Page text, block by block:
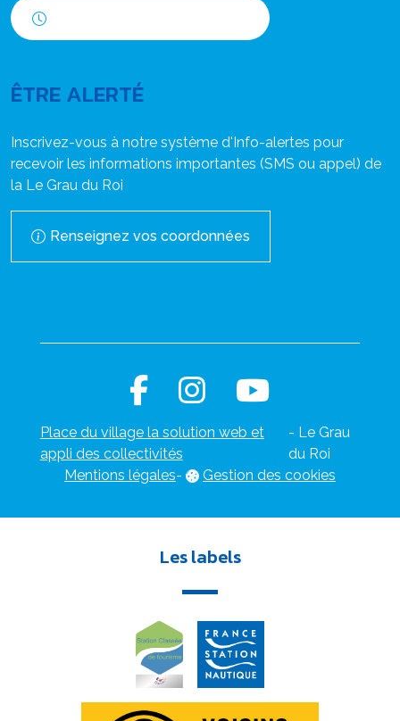
ÊTRE ALERTÉ
Inscrivez-vous à notre système d'Info-alertes pour
recevoir les informations importantes (SMS ou appel) de
la Le Grau du Roi
Renseignez vos coordonnées
Place du village la solution web et
appli des collectivités
- Le Grau
du Roi
Mentions légales- Gestion des cookies
Les labels